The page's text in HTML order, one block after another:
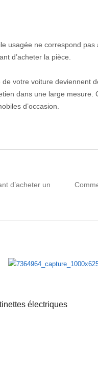
usagée ne correspond
d’acheter la pièce.
votre voiture deviennent
dans une large
d’occasion.
d’acheter un
électriques